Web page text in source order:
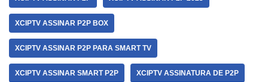
XCIPTV ASSINAR P2P BOX
XCIPTV ASSINAR P2P PARA SMART TV
XCIPTV ASSINAR SMART P2P XCIPTV ASSINATURA DE P2P